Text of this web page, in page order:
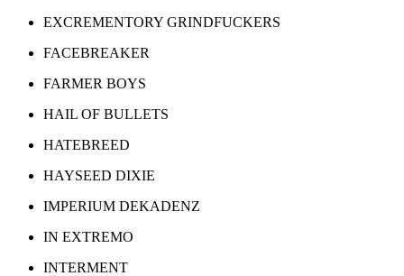
EXCREMENTORY GRINDFUCKERS
FACEBREAKER
FARMER BOYS
HAIL OF BULLETS
HATEBREED
HAYSEED DIXIE
IMPERIUM DEKADENZ
IN EXTREMO
INTERMENT